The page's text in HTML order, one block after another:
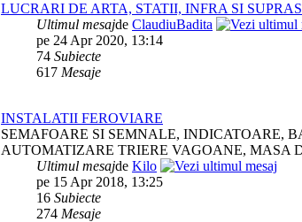
LUCRARI DE ARTA, STATII, INFRA SI
Ultimul mesajde ClaudiuBadita
pe 24 Apr 2020, 13:14
74 Subiecte
617 Mesaje
INSTALATII FEROVIARE
SEMAFOARE SI SEMNALE, INDICATOARE,
AUTOMATIZARE TRIERE VAGOANE, MASA
Ultimul mesajde Kilo
pe 15 Apr 2018, 13:25
16 Subiecte
274 Mesaje